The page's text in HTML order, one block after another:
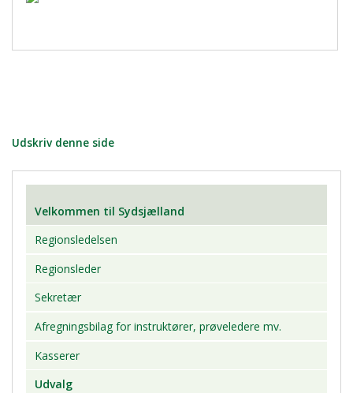
Udskriv denne side
Velkommen til Sydsjælland
Regionsledelsen
Regionsleder
Sekretær
Afregningsbilag for instruktører, prøveledere mv.
Kasserer
Udvalg